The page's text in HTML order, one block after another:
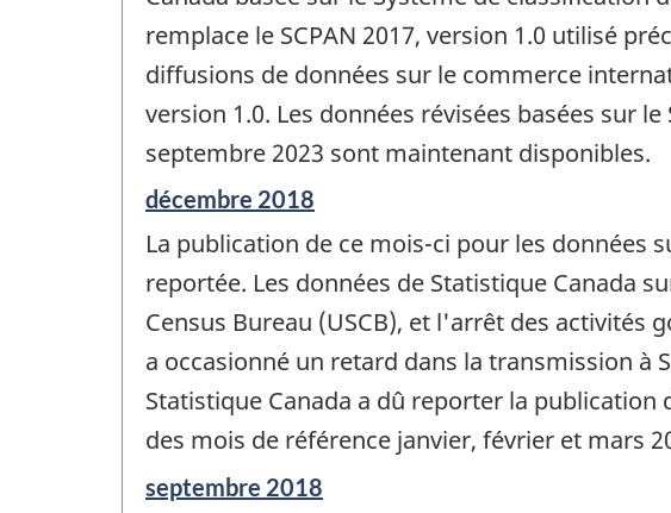
-
remplace le SCPAN 2017, version 1.0 utilisé
diffusions de données sur le commerce
version 1.0. Les données révisées basées sur
septembre 2023 sont maintenant disponibles.
Période
référence
de
changement
-
décembre 2018
La publication de ce mois-ci pour les données
reportée. Les données de Statistique Canada
Census Bureau (USCB), et l'arrêt des activités
a occasionné un retard dans la transmission à
Statistique Canada a dû reporter la
des mois de référence janvier, février et mars
Période
septembre 2018